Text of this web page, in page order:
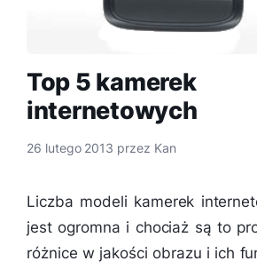
Top 5 kamerek
internetowych
26 lutego 2013 przez Kan
Liczba modeli kamerek
jest ogromna i chociaż są to
różnice w jakości obrazu i ich